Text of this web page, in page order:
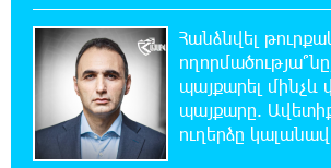
21:30:30 5-08-2026
Խոշոր հրդեհ՝ Գավառի
թաղամասի փայտի
վերջինն ամբողջությամբ վերածվել է
Հանձնվել
պայքարել մինչև
պայքարը.
ուղերձը